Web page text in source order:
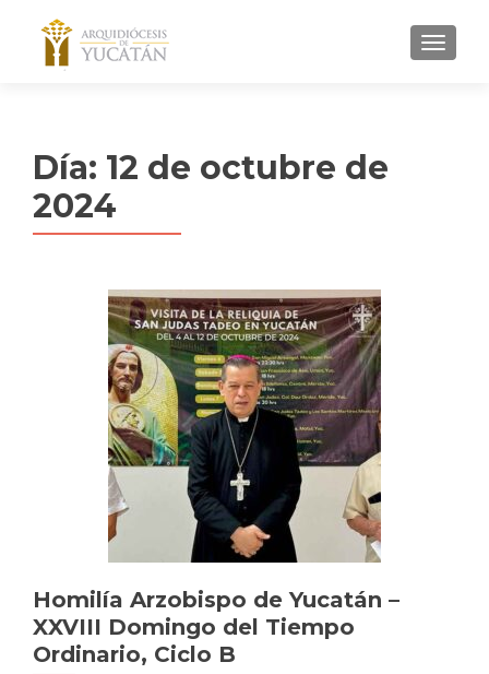
MENU
Día: 12 de octubre de
2024
Homilía Arzobispo de Yucatán –
XXVIII Domingo del Tiempo
Ordinario, Ciclo B